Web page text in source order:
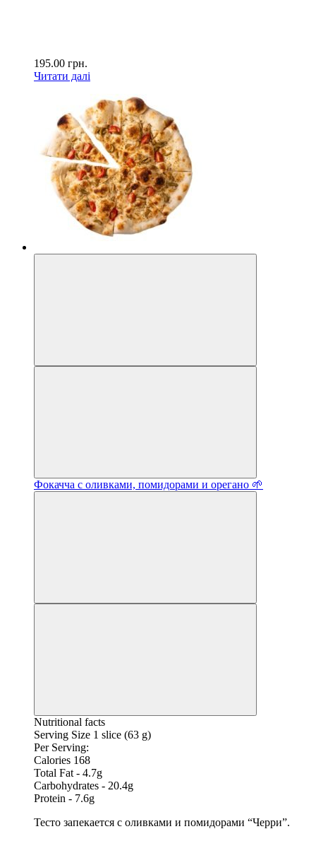
195.00 грн.
Читати далі
Фокачча с оливками, помидорами и орегано 🌱
Nutritional facts
Serving Size 1 slice (63 g)
Per Serving:
Calories 168
Total Fat - 4.7g
Carbohydrates - 20.4g
Protein - 7.6g
Тесто запекается с оливками и помидорами “Черри”.